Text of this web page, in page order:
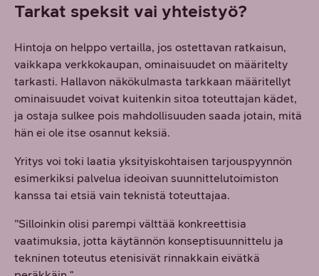
Tarkat speksit vai yhteistyö?
Hintoja on helppo vertailla, jos ostettavan ratkaisun,
vaikkapa verkkokaupan, ominaisuudet on määritelty
tarkasti. Hallavon näkökulmasta tarkkaan määritellyt
ominaisuudet voivat kuitenkin sitoa toteuttajan kädet,
ja ostaja sulkee pois mahdollisuuden saada jotain, mitä
hän ei ole itse osannut keksiä.
Yritys voi toki laatia yksityiskohtaisen tarjouspyynnön
esimerkiksi palvelua ideoivan suunnittelutoimiston
kanssa tai etsiä vain teknistä toteuttajaa.
”Silloinkin olisi parempi välttää konkreettisia
vaatimuksia, jotta käytännön konseptisuunnittelu ja
tekninen toteutus etenisivät rinnakkain eivätkä